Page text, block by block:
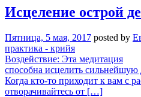
Исцеление острой
Пятница, 5 мая, 2017 posted by
практика - крийя
Воздействие: Эта медитация
способна исцелить сильнейшую
Когда кто-то приходит к вам с
отворачивайтесь от […]